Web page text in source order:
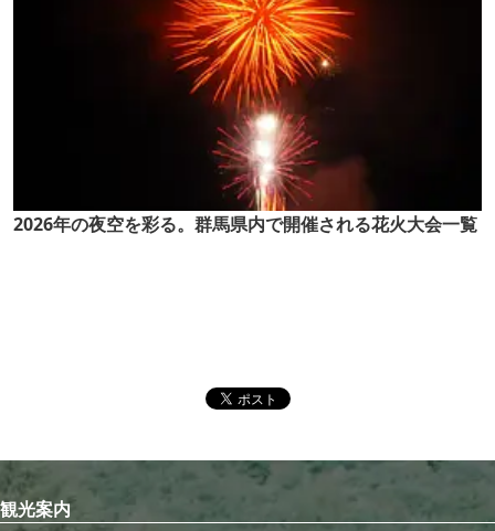
2026年の夜空を彩る。群馬県内で開催される花火大会一覧
観光案内